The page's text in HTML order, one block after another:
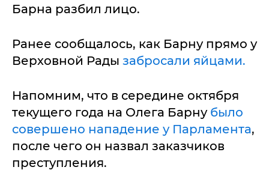
Барна разбил лицо.
Ранее сообщалось, как Барну прямо у
Верховной Рады забросали яйцами.
Напомним, что в середине октября
текущего года на Олега Барну было
совершено нападение у Парламента,
после чего он назвал заказчиков
преступления.